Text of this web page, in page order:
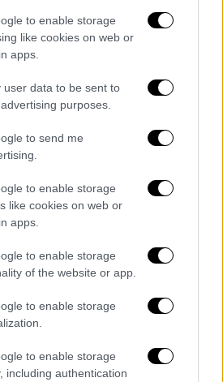
to enable storage
like cookies on web or
apps.
user data to be sent to
purposes.
to send me
to enable storage
like cookies on web or
apps.
to enable storage
of the website or app.
to enable storage
to enable storage
including authentication
αναρτημένες
των ανωτέρω για το
άμεσα με δική σας ευθύνη. Το
καταχώρηση